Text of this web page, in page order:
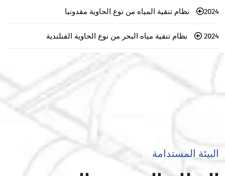
2024 نظام تنقية المياه من نوع الحاوية مقدونيا
2024 نظام تنقية مياه البحر من نوع الحاوية الفنلندية
البيئة المستدامة